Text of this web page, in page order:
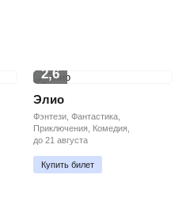
2,6
Элио
Фэнтези, Фантастика,
Приключения, Комедия,
до 21 августа
Купить билет